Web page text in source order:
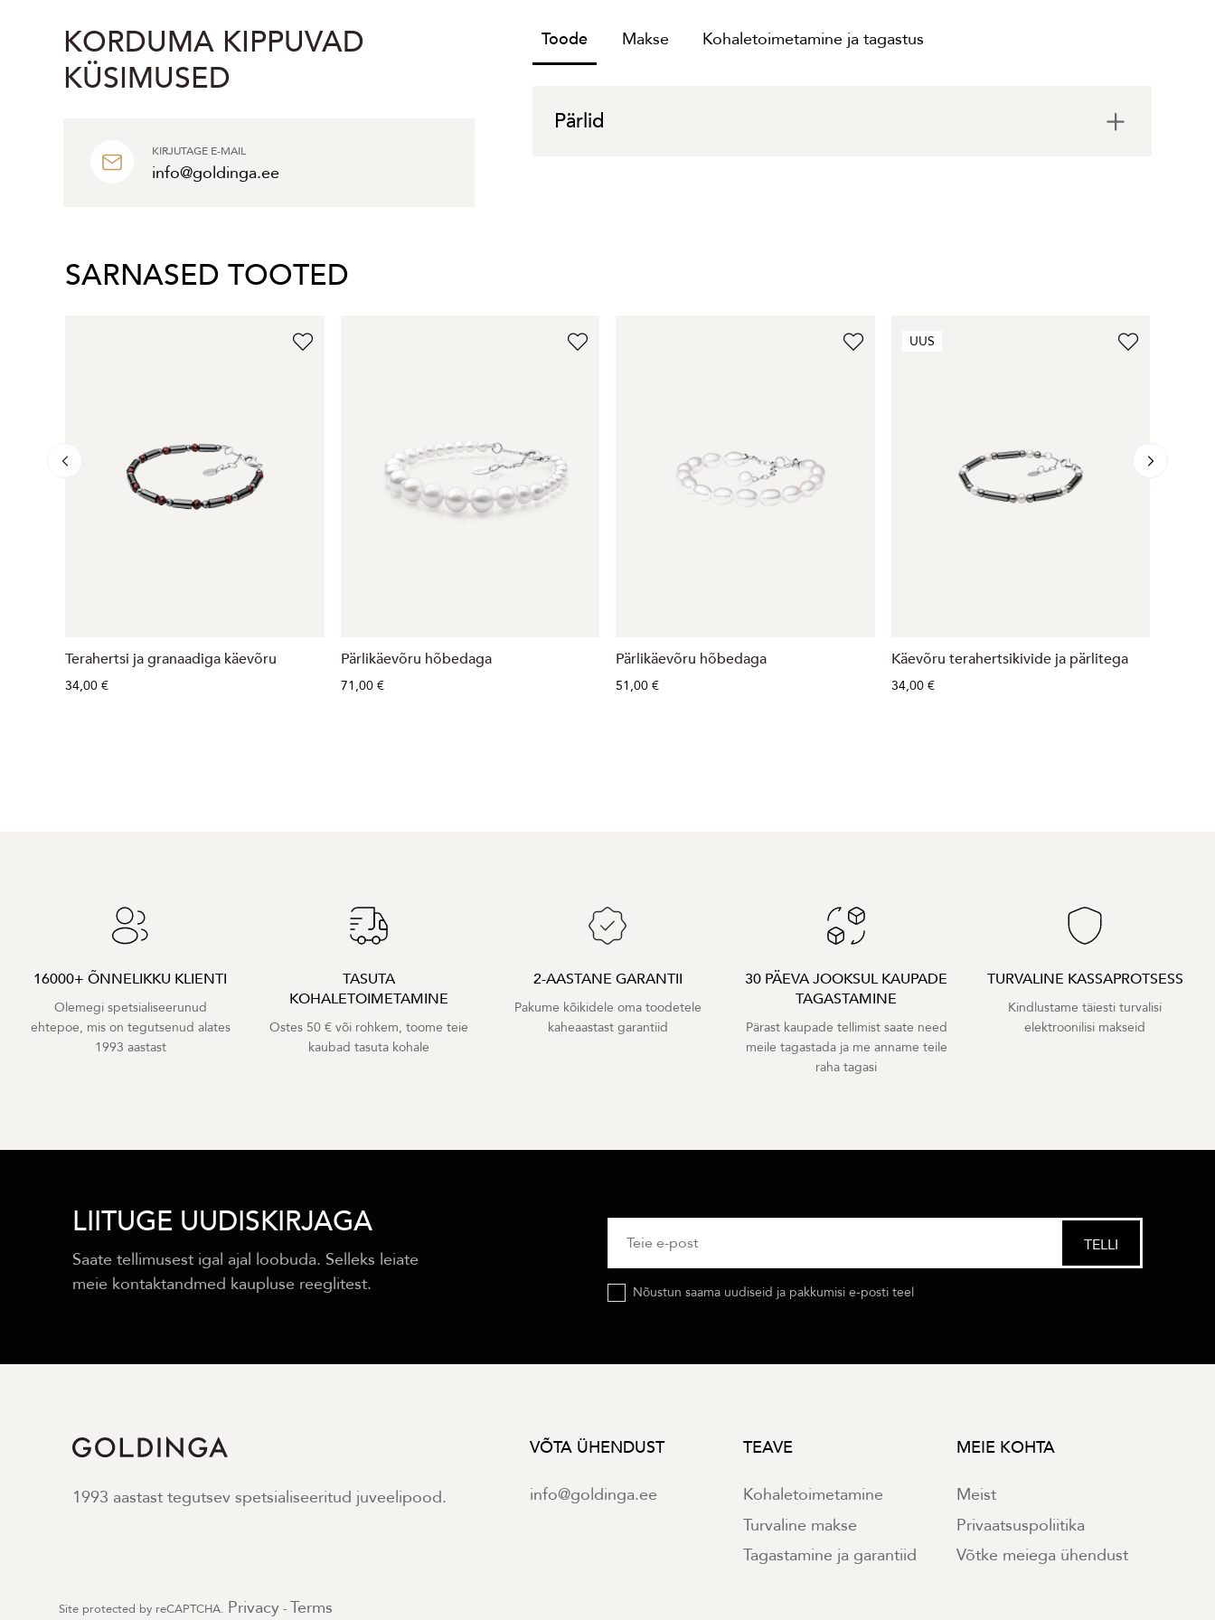
KORDUMA KIPPUVAD
KÜSIMUSED
KIRJUTAGE E-MAIL
info@goldinga.ee
Toode Makse Kohaletoimetamine ja tagastus
Pärlid
SARNASED TOOTED
Terahertsi ja granaadiga käevõru
34,00 €
Pärlikäevõru hõbedaga
71,00 €
Pärlikäevõru hõbedaga
51,00 €
UUS
Käevõru terahertsikivide ja pärlitega
34,00 €
16000+ ÕNNELIKKU KLIENTI
Olemegi spetsialiseerunud
ehtepoe, mis on tegutsenud alates
1993 aastast
TASUTA
KOHALETOIMETAMINE
Ostes 50 € või rohkem, toome teie
kaubad tasuta kohale
2-AASTANE GARANTII
Pakume kõikidele oma toodetele
kaheaastast garantiid
30 PÄEVA JOOKSUL KAUPADE
TAGASTAMINE
Pärast kaupade tellimist saate need
meile tagastada ja me anname teile
raha tagasi
TURVALINE KASSAPROTSESS
Kindlustame täiesti turvalisi
elektroonilisi makseid
LIITUGE UUDISKIRJAGA
Saate tellimusest igal ajal loobuda. Selleks leiate
meie kontaktandmed kaupluse reeglitest.
Nõustun saama uudiseid ja pakkumisi e-posti teel
1993 aastast tegutsev spetsialiseeritud juveelipood.
VÕTA ÜHENDUST
info@goldinga.ee
TEAVE
Kohaletoimetamine
Turvaline makse
Tagastamine ja garantiid
MEIE KOHTA
Meist
Privaatsuspoliitika
Võtke meiega ühendust
Site protected by reCAPTCHA. Privacy - Terms